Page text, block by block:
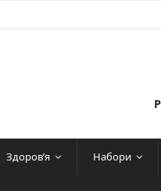
Здоров’я Набори